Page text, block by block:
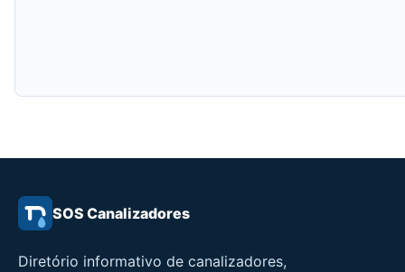
SOS Canalizadores
Diretório informativo de canalizadores,